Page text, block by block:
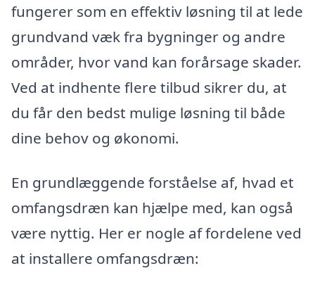
fungerer som en effektiv løsning til at lede
grundvand væk fra bygninger og andre
områder, hvor vand kan forårsage skader.
Ved at indhente flere tilbud sikrer du, at
du får den bedst mulige løsning til både
dine behov og økonomi.
En grundlæggende forståelse af, hvad et
omfangsdræn kan hjælpe med, kan også
være nyttig. Her er nogle af fordelene ved
at installere omfangsdræn: